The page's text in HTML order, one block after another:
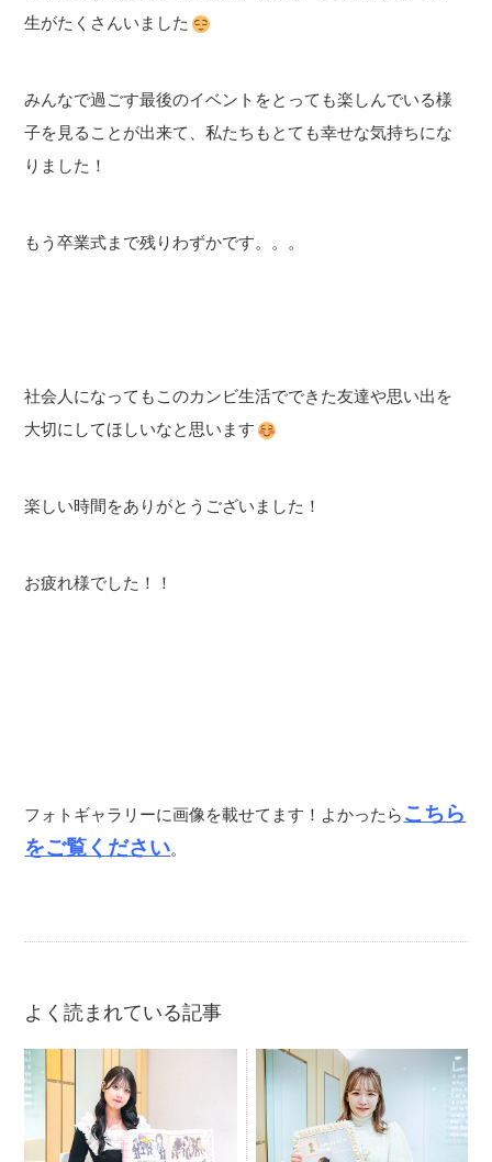
生がたくさんいました
みんなで過ごす最後のイベントをとっても楽しんでいる様
子を見ることが出来て、私たちもとても幸せな気持ちにな
りました！
もう卒業式まで残りわずかです。。。
社会人になってもこのカンビ生活でできた友達や思い出を
大切にしてほしいなと思います
楽しい時間をありがとうございました！
お疲れ様でした！！
フォトギャラリーに画像を載せてます！よかったら こちら
をご覧ください。
よく読まれている記事